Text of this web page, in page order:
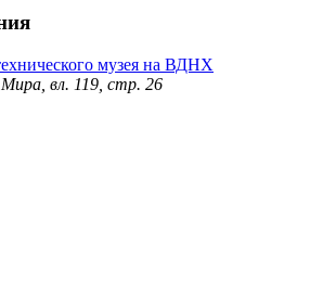
музея на ВДНХ
вл. 119, стр. 26